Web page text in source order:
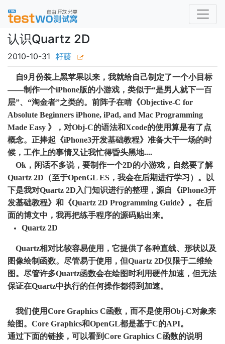
认识Quartz 2D
2010-10-31 籽藤
自9月份装上黑苹果以来，我就给自己制定了一个小目标
――制作一个iPhone版的小游戏，类似于“是男人就下一百
层”、“淘金者”之类的。前阵子在啃《Objective-C for
Absolute Beginners iPhone, iPad, and Mac Programming
Made Easy 》，对Obj-C的语法和Xcode的使用算是有了点
概念。正捧起《iPhone3开发基础教程》准备大干一场的时
候，工作上的事情又让我忙得昏头黑地....
Ok，闲话不多说，要制作一个2D的小游戏，自然要了解
Quartz 2D（至于OpenGL ES，我会在后期进行学习）。以
下是我对Quartz 2D入门知识进行的整理，源自《iPhone3开
发基础教程》和《Quartz 2D Programming Guide》。在后
面的博文中，我再把练手程序的源码贴出来。
Quartz 2D
Quartz相对比较容易使用，它提供了各种直线、形状以及
图像绘制函数。尽管易于使用，但Quartz 2D仅限于二维绘
图。尽管许多Quartz函数会在绘图时利用硬件加速，但无法
保证在Quartz中执行的任何操作都得到加速。
我们使用Core Graphics C函数，而不是使用Obj-C对象来
绘图。Core Graphics和OpenGL都是基于C的API。
通过下面的链接，可以看到Core Graphics C函数的说明